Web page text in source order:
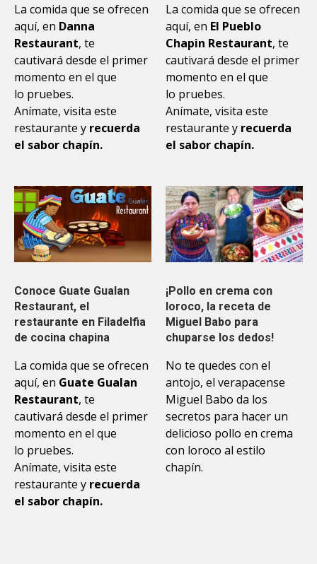
La comida que se ofrecen
aquí, en Danna
Restaurant, te
cautivará desde el primer
momento en el que
lo pruebes.
Anímate, visita este
restaurante y recuerda
el sabor chapín.
La comida que se ofrecen
aquí, en El Pueblo
Chapin Restaurant, te
cautivará desde el primer
momento en el que
lo pruebes.
Anímate, visita este
restaurante y recuerda
el sabor chapín.
Conoce Guate Gualan
Restaurant, el
restaurante en Filadelfia
de cocina chapina
La comida que se ofrecen
aquí, en Guate Gualan
Restaurant, te
cautivará desde el primer
momento en el que
lo pruebes.
Anímate, visita este
restaurante y recuerda
el sabor chapín.
¡Pollo en crema con
loroco, la receta de
Miguel Babo para
chuparse los dedos!
No te quedes con el
antojo, el verapacense
Miguel Babo da los
secretos para hacer un
delicioso pollo en crema
con loroco al estilo
chapín.